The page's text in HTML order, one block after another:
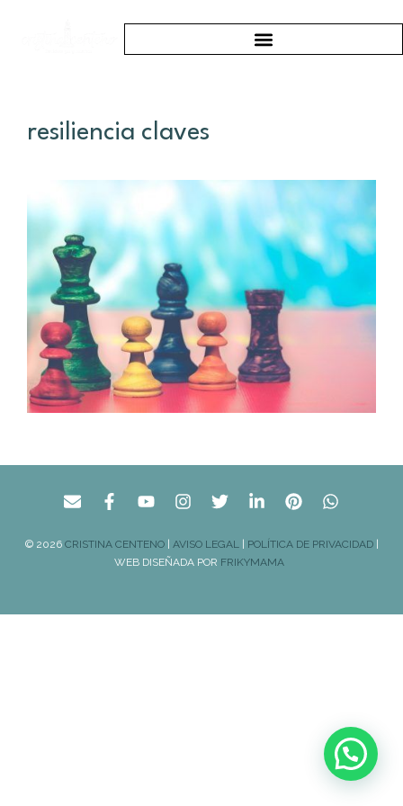
resiliencia claves
© 2026 CRISTINA CENTENO| AVISO LEGAL | POLÍTICA DE PRIVACIDAD|
WEB DISEÑADA POR FRIKYMAMA